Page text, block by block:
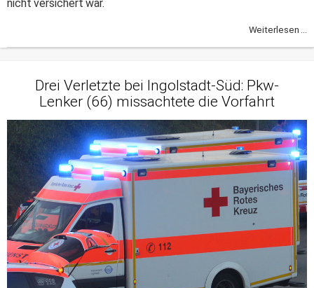
nicht versichert war.
Weiterlesen ...
Drei Verletzte bei Ingolstadt-Süd: Pkw-
Lenker (66) missachtete die Vorfahrt